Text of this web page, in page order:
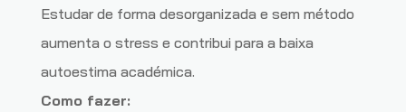
Estudar de forma desorganizada e sem método
aumenta o stress e contribui para a baixa
autoestima académica.
Como fazer: